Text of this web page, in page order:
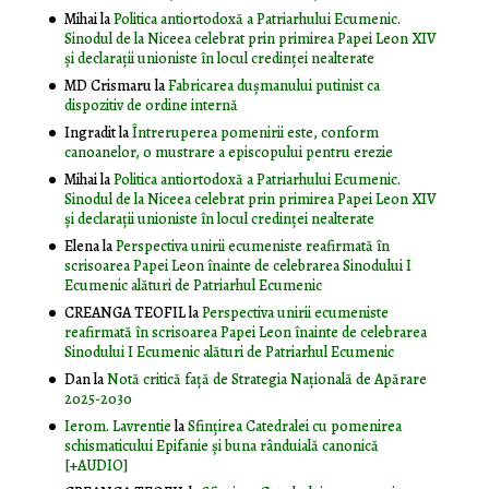
MihailaPolitica antiortodoxă a Patriarhului Ecumenic.
Sinodul de la Niceea celebrat prin primirea Papei Leon XIV
și declarații unioniste în locul credinței nealterate
MD CrismarulaFabricarea dușmanului putinist ca
dispozitiv de ordine internă
IngraditlaÎntreruperea pomenirii este, conform
canoanelor, o mustrare a episcopului pentru erezie
MihailaPolitica antiortodoxă a Patriarhului Ecumenic.
Sinodul de la Niceea celebrat prin primirea Papei Leon XIV
și declarații unioniste în locul credinței nealterate
ElenalaPerspectiva unirii ecumeniste reafirmată în
scrisoarea Papei Leon înainte de celebrarea Sinodului I
Ecumenic alături de Patriarhul Ecumenic
CREANGA TEOFILlaPerspectiva unirii ecumeniste
reafirmată în scrisoarea Papei Leon înainte de celebrarea
Sinodului I Ecumenic alături de Patriarhul Ecumenic
DanlaNotă critică faţă de Strategia Naţională de Apărare
2025-2030
Ierom. LavrentielaSfințirea Catedralei cu pomenirea
schismaticului Epifanie și buna rânduială canonică
[+AUDIO]